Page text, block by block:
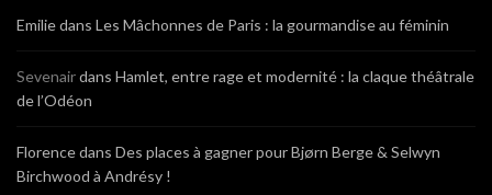
Emiliedans Les Mâchonnes de Paris : la gourmandise au féminin
Sevenairdans Hamlet, entre rage et modernité : la claque théâtrale
de l’Odéon
Florencedans Des places à gagner pour Bjørn Berge & Selwyn
Birchwood à Andrésy !